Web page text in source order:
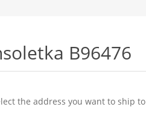
B96476
the address you want to ship to